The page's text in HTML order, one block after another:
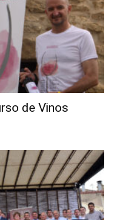
de Vinos